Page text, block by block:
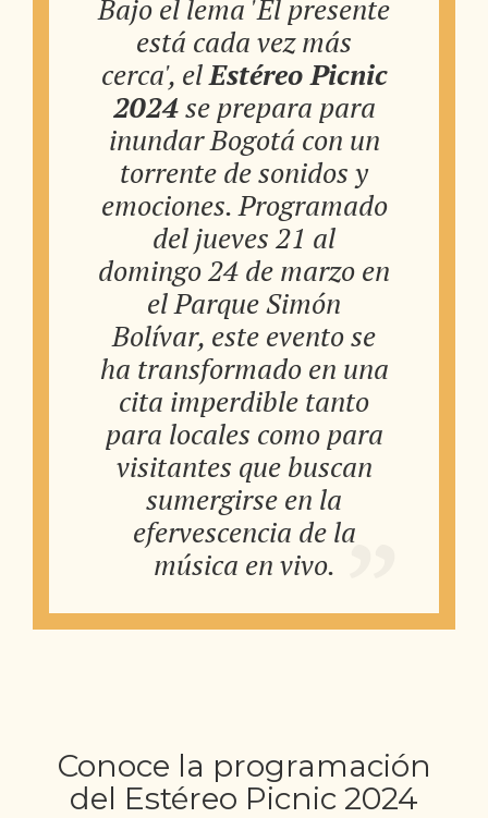
Bajo el lema 'El presente
está cada vez más
cerca', elEstéreo Picnic
2024se prepara para
inundar Bogotá con un
torrente de sonidos y
emociones. Programado
del jueves 21 al
domingo 24 de marzo en
el Parque Simón
Bolívar, este evento se
ha transformado en una
cita imperdible tanto
para locales como para
visitantes que buscan
sumergirse en la
efervescencia de la
música en vivo.
Conoce la programación
del Estéreo Picnic 2024